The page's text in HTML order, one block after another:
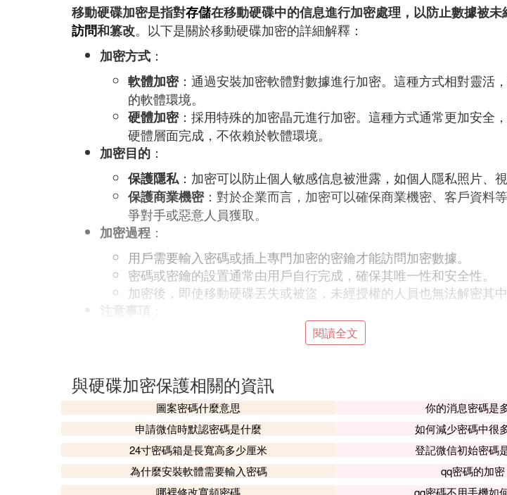
移動硬碟加密是指對存儲在移動硬碟中的信息進行加密處理，以防止數據被
訪問和篡改。以下是關於移動硬碟加密的詳細解釋：
加密方式 ：
軟體加密：通過安裝加密軟體對數據進行加密。這種方式相對靈活
的軟體環境。
硬體加密：採用特殊的加密晶元進行加密。這種方式通常更加安全
硬體層面完成，不依賴於軟體環境。
加密目的 ：
保護隱私 ：加密可以防止個人敏感信息被泄露，如個人隱私照片、視
保護商業機密：對於企業而言，加密可以確保商業機密、客戶資料
爭對手或惡意人員獲取。
加密過程 ：
用戶需要輸入密碼或插上專門加密的密鑰才能訪問加密數據。
密碼或密鑰的設置通常由用戶自行完成，確保其唯一性和安全性。
加密後，即使移動硬碟丟失或被盜，未經授權的人員也無法解密其中
注意事項
：密鑰的安全性至關重要，用戶應妥善保管，避免泄露。
綜上所述，移動硬碟加密是一種有效的數據安全保護措施，通過加密技術確保
儲過程中的安全性。
C. 移動硬碟無法讀取,顯示加密
明確答案：
閱讀全文
與硬碟加密保護相關的資訊
圖案密碼什麼意思
你的消息密碼是
申請微信時默認密碼是什麼
如何減少密碼中很
24寸密碼箱是長寬高多少厘米
登記微信初始密碼
為什麼安裝軟體需要輸入密碼
qq密碼的加密
哪裡修改寬頻密碼
qq密碼不用手機如